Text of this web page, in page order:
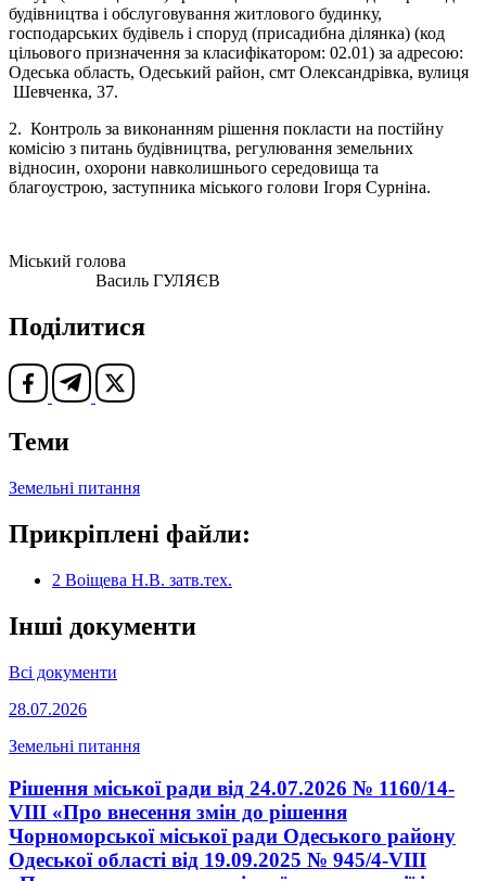
будівництва і обслуговування житлового будинку,
господарських будівель і споруд (присадибна ділянка) (код
цільового призначення за класифікатором: 02.01) за адресою:
Одеська область, Одеський район, смт Олександрівка, вулиця
Шевченка, 37.
2. Контроль за виконанням рішення покласти на постійну
комісію з питань будівництва, регулювання земельних
відносин, охорони навколишнього середовища та
благоустрою, заступника міського голови Ігоря Сурніна.
Міський голова
Василь ГУЛЯЄВ
Поділитися
Теми
Земельні питання
Прикріплені файли:
2 Воіщева Н.В. затв.тех.
Інші документи
Всі документи
28.07.2026
Земельні питання
Рішення міської ради від 24.07.2026 № 1160/14-
VIII «Про внесення змін до рішення
Чорноморської міської ради Одеського району
Одеської області від 19.09.2025 № 945/4-VIII